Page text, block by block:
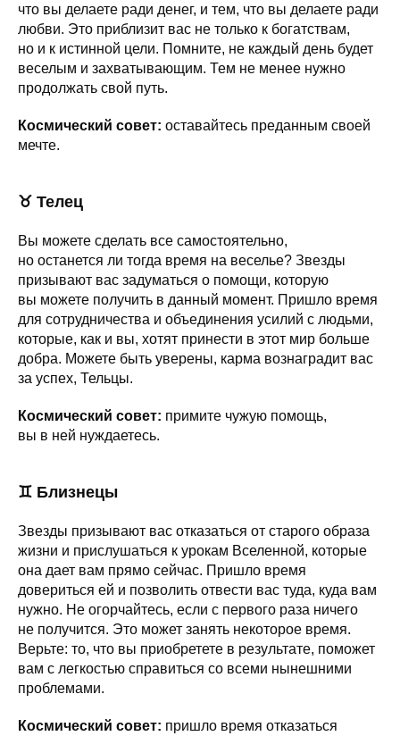
что вы делаете ради денег, и тем, что вы делаете ради
любви. Это приблизит вас не только к богатствам,
но и к истинной цели. Помните, не каждый день будет
веселым и захватывающим. Тем не менее нужно
продолжать свой путь.
Космический совет: оставайтесь преданным своей
мечте.
♉ Телец
Вы можете сделать все самостоятельно,
но останется ли тогда время на веселье? Звезды
призывают вас задуматься о помощи, которую
вы можете получить в данный момент. Пришло время
для сотрудничества и объединения усилий с людьми,
которые, как и вы, хотят принести в этот мир больше
добра. Можете быть уверены, карма вознаградит вас
за успех, Тельцы.
Космический совет: примите чужую помощь,
вы в ней нуждаетесь.
♊ Близнецы
Звезды призывают вас отказаться от старого образа
жизни и прислушаться к урокам Вселенной, которые
она дает вам прямо сейчас. Пришло время
довериться ей и позволить отвести вас туда, куда вам
нужно. Не огорчайтесь, если с первого раза ничего
не получится. Это может занять некоторое время.
Верьте: то, что вы приобретете в результате, поможет
вам с легкостью справиться со всеми нынешними
проблемами.
Космический совет: пришло время отказаться